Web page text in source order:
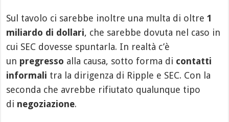
Sul tavolo ci sarebbe inoltre una multa di oltre1
miliardo di dollari, che sarebbe dovuta nel caso in
cui SEC dovesse spuntarla. In realtà c’è
un pregresso alla causa, sotto forma di contatti
informali tra la dirigenza di Ripple e SEC. Con la
seconda che avrebbe rifiutato qualunque tipo
di negoziazione.